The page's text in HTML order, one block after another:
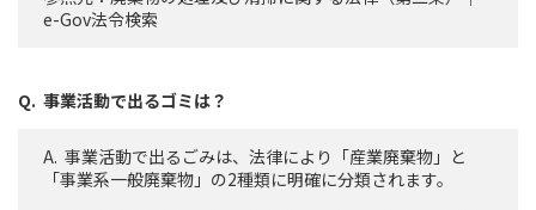
e-Gov法令検索
事業活動で出るゴミは？
事業活動で出るごみは、法律により「産業廃棄物」と
「事業系一般廃棄物」の2種類に明確に分類されます。